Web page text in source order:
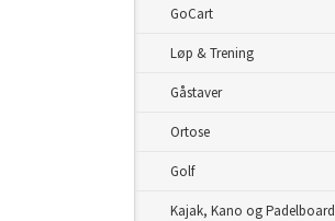
GoCart
Løp & Trening
Gåstaver
Ortose
Golf
Kajak, Kano og Padelboard